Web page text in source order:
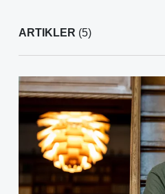
ARTIKLER (5)